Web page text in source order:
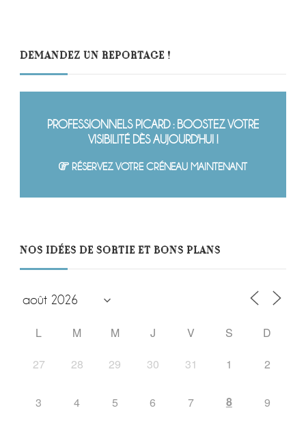
DEMANDEZ UN REPORTAGE !
PROFESSIONNELS PICARD : BOOSTEZ VOTRE
VISIBILITÉ DÈS AUJOURD'HUI !
RÉSERVEZ VOTRE CRÉNEAU MAINTENANT
NOS IDÉES DE SORTIE ET BONS PLANS
L M M J V S
D
27
28 29 30 31 1 2
3 4 5 6 7 8 9